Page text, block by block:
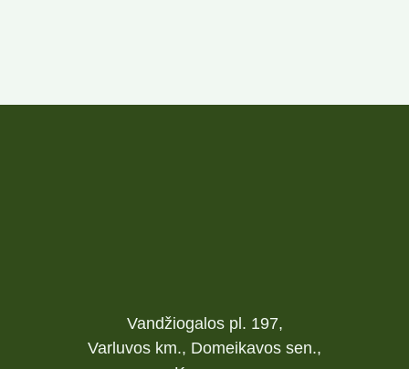
Vandžiogalos pl. 197,
Varluvos km., Domeikavos sen.,